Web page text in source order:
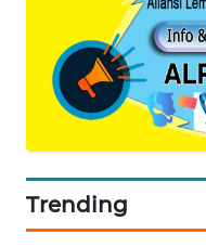
Trending
METRO
JAKARTA
KRT
NEWS